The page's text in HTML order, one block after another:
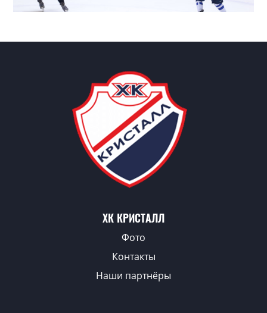
ХК КРИСТАЛЛ
Фото
Контакты
Наши партнёры